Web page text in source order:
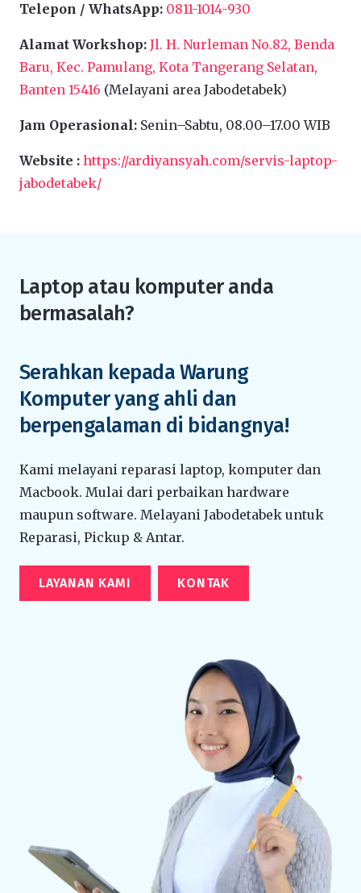
Telepon / WhatsApp: 0811-1014-930
Alamat Workshop: Jl. H. Nurleman No.82, Benda
Baru, Kec. Pamulang, Kota Tangerang Selatan,
Banten 15416 (Melayani area Jabodetabek)
Jam Operasional: Senin–Sabtu, 08.00–17.00 WIB
Website : https://ardiyansyah.com/servis-laptop-
jabodetabek/
Laptop atau komputer anda
bermasalah?
Serahkan kepada Warung
Komputer yang ahli dan
berpengalaman di bidangnya!
Kami melayani reparasi laptop, komputer dan
Macbook. Mulai dari perbaikan hardware
maupun software. Melayani Jabodetabek untuk
Reparasi, Pickup & Antar.
LAYANAN KAMI KONTAK